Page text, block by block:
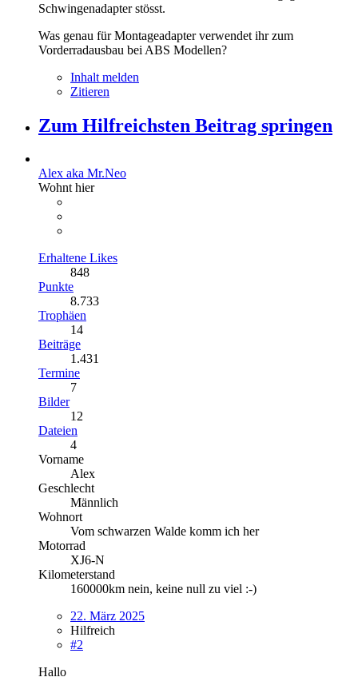
Schwingenadapter stösst.
Was genau für Montageadapter verwendet ihr zum
Vorderradausbau bei ABS Modellen?
Inhalt melden
Zitieren
Zum Hilfreichsten Beitrag springen
Alex aka Mr.Neo
Wohnt hier
Erhaltene Likes
848
Punkte
8.733
Trophäen
14
Beiträge
1.431
Termine
7
Bilder
12
Dateien
4
Vorname
Alex
Geschlecht
Männlich
Wohnort
Vom schwarzen Walde komm ich her
Motorrad
XJ6-N
Kilometerstand
160000km nein, keine null zu viel :-)
22. März 2025
Hilfreich
#2
Hallo